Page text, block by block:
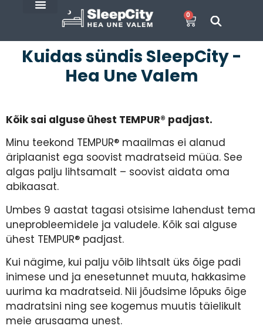
0
Kuidas sündis SleepCity -
Hea Une Valem
Kõik sai alguse ühest TEMPUR® padjast.
Minu teekond TEMPUR® maailmas ei alanud
äriplaanist ega soovist madratseid müüa. See
algas palju lihtsamalt – soovist aidata oma
abikaasat.
Umbes 9 aastat tagasi otsisime lahendust tema
uneprobleemidele ja valudele. Kõik sai alguse
ühest TEMPUR® padjast.
Kui nägime, kui palju võib lihtsalt üks õige padi
inimese und ja enesetunnet muuta, hakkasime
uurima ka madratseid. Nii jõudsime lõpuks õige
madratsini ning see kogemus muutis täielikult
meie arusaama unest.